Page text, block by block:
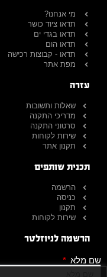
מי אנחנו?
תדאו ציוד כושר
תדאו בגדי ים
תדאו הום
תדאו - קבוצות רכישה
מפת אתר
עזרה
שאלות ותשובות
מדריכי התקנה
סרטוני התקנה
שירות לקוחות
תקנון אתר
תכנית שותפים
הרשמה
כניסה
תקנון
שירות לקוחות
הרשמה לניוזלטר
שם מלא